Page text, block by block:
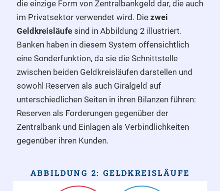
die einzige Form von Zentralbankgeld dar, die auch
im Privatsektor verwendet wird. Die zwei
Geldkreisläufe sind in Abbildung 2 illustriert.
Banken haben in diesem System offensichtlich
eine Sonderfunktion, da sie die Schnittstelle
zwischen beiden Geldkreisläufen darstellen und
sowohl Reserven als auch Giralgeld auf
unterschiedlichen Seiten in ihren Bilanzen führen:
Reserven als Forderungen gegenüber der
Zentralbank und Einlagen als Verbindlichkeiten
gegenüber ihren Kunden.
ABBILDUNG 2: GELDKREISLÄUFE